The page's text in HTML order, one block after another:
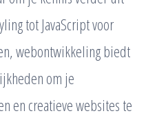
tot JavaScript voor
webontwikkeling biedt
om je
en creatieve websites te